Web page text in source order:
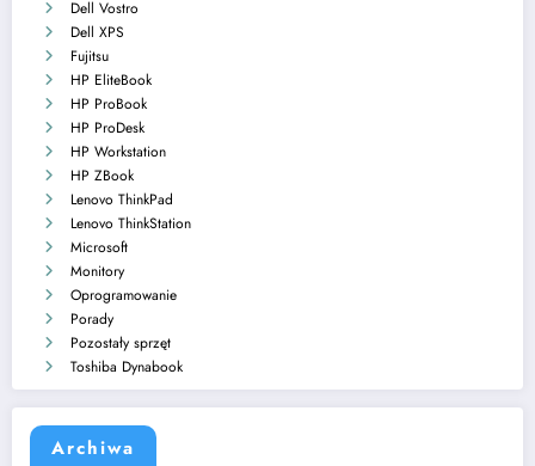
Dell Vostro
Dell XPS
Fujitsu
HP EliteBook
HP ProBook
HP ProDesk
HP Workstation
HP ZBook
Lenovo ThinkPad
Lenovo ThinkStation
Microsoft
Monitory
Oprogramowanie
Porady
Pozostały sprzęt
Toshiba Dynabook
Archiwa